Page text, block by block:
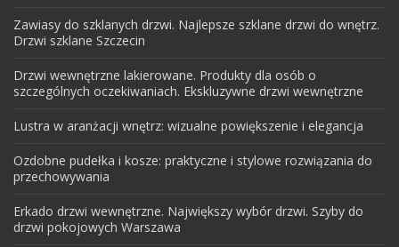
Zawiasy do szklanych drzwi. Najlepsze szklane drzwi do wnętrz.
Drzwi szklane Szczecin
Drzwi wewnętrzne lakierowane. Produkty dla osób o
szczególnych oczekiwaniach. Ekskluzywne drzwi wewnętrzne
Lustra w aranżacji wnętrz: wizualne powiększenie i elegancja
Ozdobne pudełka i kosze: praktyczne i stylowe rozwiązania do
przechowywania
Erkado drzwi wewnętrzne. Największy wybór drzwi. Szyby do
drzwi pokojowych Warszawa